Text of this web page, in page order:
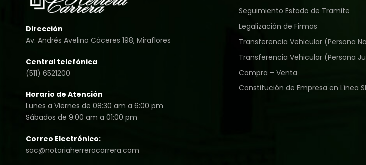
Dirección
Av. Andrés Avelino Cáceres 198, Miraflores
Central telefónica
(511) 6521200
Horario de Atención
Lunes a Viernes de 08:30 am a 6:00 pm
Sábados de 9:00 am a 01:00 pm
Correo Electrónico:
sac@notariaherreracarrera.com
Seguimiento Estado de Tramite
Legalización de Firmas
Transferencia Vehicular (Persona
Transferencia Vehicular (Persona
Compra – Venta
Constitución de Empresa en Línea